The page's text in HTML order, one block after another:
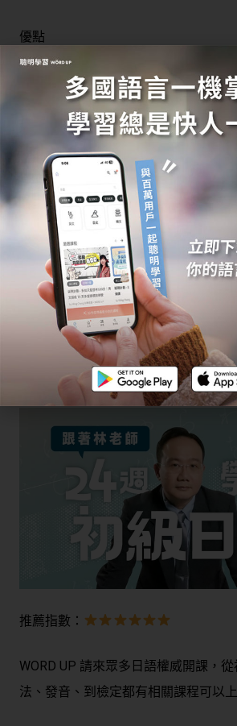
優點
教導道地日文，為全日文環境
沈浸式學習法
開口會話機會多
教師皆為日本人
課程注重基礎
缺點
全日文環境上課，對 0 基礎的人
無法挑選適合自己的教師
上課時間難以調整，補課要加錢
費用：30000~35000 左右
日語補習班：WORD UP
推薦指數：
WORD UP 請來眾多日語權威開課，
法、發音、到檢定都有相關課程可以上